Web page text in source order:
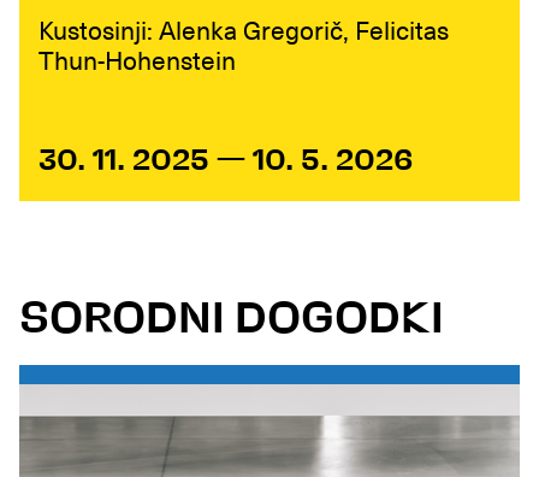
Kustosinji: Alenka Gregorič, Felicitas
Thun-Hohenstein
30. 11. 2025 — 10. 5. 2026
SORODNI DOGODKI